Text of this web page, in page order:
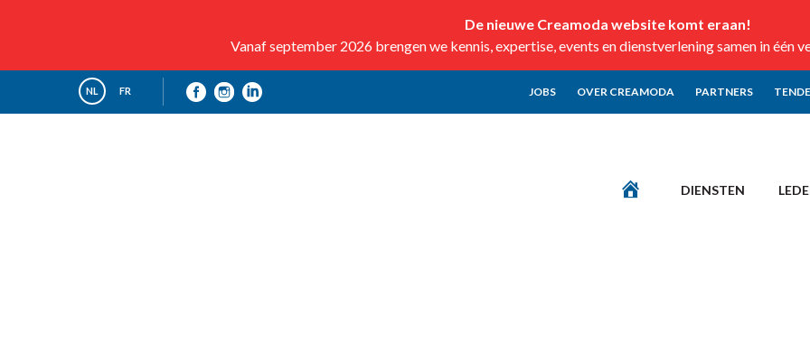
De nieuwe Creamoda website komt eraan!
Vanaf september 2026 brengen we kennis, expertise, events en dienstverlening samen in één
NL FR JOBS OVER CREAMODA PARTNERS
DIENSTEN